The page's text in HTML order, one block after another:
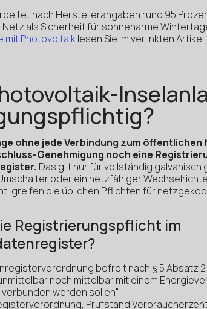
nach Herstellerangaben rund 95
Netz als Sicherheit für sonnenarme
mit Photovoltaiklesen Sie im verlinkten Artikel.
ohne jede Verbindung zum
Genehmigung noch eine
Das gilt nur für vollständig
oder ein netzfähiger
greifen die üblichen Pflichten für
Registrierungspflicht im
befreit nach § 5 Absatz 2
noch mittelbar mit einem
werden sollen"
Prüfstand